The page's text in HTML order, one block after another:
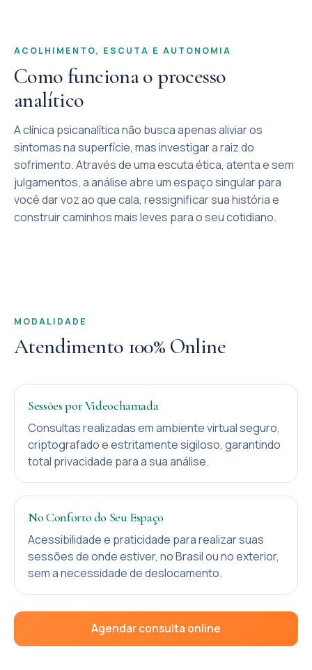
ACOLHIMENTO, ESCUTA E AUTONOMIA
Como funciona o processo
analítico
A clínica psicanalítica não busca apenas aliviar os
sintomas na superfície, mas investigar a raiz do
sofrimento. Através de uma escuta ética, atenta e sem
julgamentos, a análise abre um espaço singular para
você dar voz ao que cala, ressignificar sua história e
construir caminhos mais leves para o seu cotidiano.
MODALIDADE
Atendimento 100% Online
Sessões por Videochamada
Consultas realizadas em ambiente virtual seguro,
criptografado e estritamente sigiloso, garantindo
total privacidade para a sua análise.
No Conforto do Seu Espaço
Acessibilidade e praticidade para realizar suas
sessões de onde estiver, no Brasil ou no exterior,
sem a necessidade de deslocamento.
Agendar consulta online